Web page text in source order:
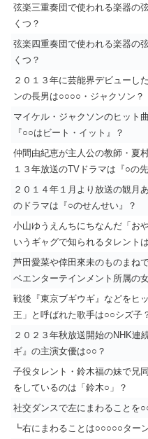
弦楽三重奏団で使われる楽器の
くつ？
弦楽四重奏団で使われる楽器の
くつ？
２０１３年に芸能界デビューし
ンの長男は○○○○・ジャクソン？
マイケル・ジャクソンのヒット
『○○はビート・イット』？
仲間由紀恵が主人公の教師・夏
１３年放送のTVドラマは『○の
２０１４年１月より放送の観月
のドラマは『○のせんせい』？
小山ゆうえんちにちなんだ「お
いうギャグで知られるタレント
芦田愛菜や倖田來未のものまね
ベエンターテインメント所属の
戦後『東京ブギウギ』などをヒ
王」と呼ばれた歌手は○○シズ子
２０２３年秋放送開始のNHK連
ギ』の主演女優は○○？
子役タレント・鈴木福の妹で兄
をしているのは「鈴木○」？
社交ダンスで左にまわることを
┗右にまわることは○○○○○ター